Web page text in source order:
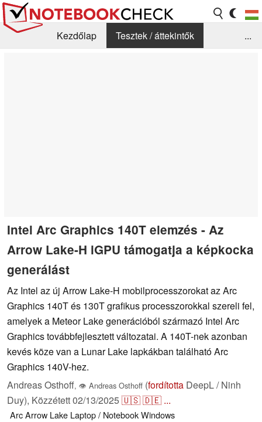
Kezdőlap
Tesztek / áttekintők
...
Intel Arc Graphics 140T elemzés - Az
Arrow Lake-H iGPU támogatja a képkocka
generálást
Az Intel az új Arrow Lake-H mobilprocesszorokat az Arc
Graphics 140T és 130T grafikus processzorokkal szereli fel,
amelyek a Meteor Lake generációból származó Intel Arc
Graphics továbbfejlesztett változatai. A 140T-nek azonban
kevés köze van a Lunar Lake lapkákban található Arc
Graphics 140V-hez.
Andreas Osthoff, 👁 Andreas Osthoff (fordította DeepL / Ninh
Duy), Közzétett02/13/2025🇺🇸🇩🇪 ...
ArcArrow Lake Laptop / NotebookWindows